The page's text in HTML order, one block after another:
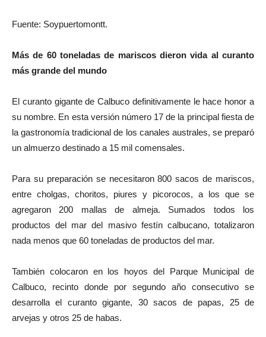
Fuente: Soypuertomontt.
Más de 60 toneladas de mariscos dieron vida al curanto
más grande del mundo
El curanto gigante de Calbuco definitivamente le hace honor a
su nombre. En esta versión número 17 de la principal fiesta de
la gastronomía tradicional de los canales australes, se preparó
un almuerzo destinado a 15 mil comensales.
Para su preparación se necesitaron 800 sacos de mariscos,
entre cholgas, choritos, piures y picorocos, a los que se
agregaron 200 mallas de almeja. Sumados todos los
productos del mar del masivo festín calbucano, totalizaron
nada menos que 60 toneladas de productos del mar.
También colocaron en los hoyos del Parque Municipal de
Calbuco, recinto donde por segundo año consecutivo se
desarrolla el curanto gigante, 30 sacos de papas, 25 de
arvejas y otros 25 de habas.